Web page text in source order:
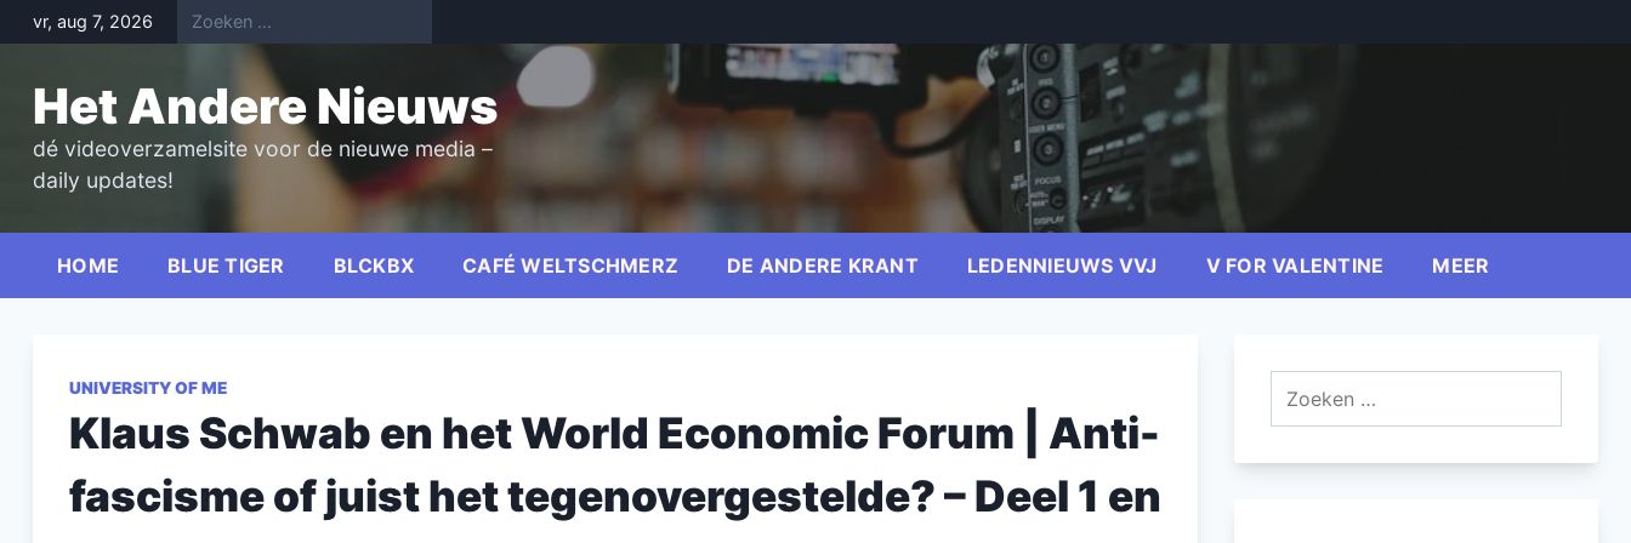
Skip
to
vr, aug 7, 2026
Het Andere Nieuws
dé videoverzamelsite voor de nieuwe media –
daily updates!
HOME BLUE TIGER BLCKBX CAFÉ WELTSCHMERZ DE ANDERE KRANT LEDENNIEUWS VVJ V FOR VALENTINE MEER
UNIVERSITY OF ME
Klaus Schwab en het World Economic Forum | Anti-
fascisme of juist het tegenovergestelde? – Deel 1 en